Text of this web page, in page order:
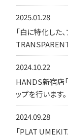
2025.01.28
「白に特化した
2024.10.22
HANDS新宿店
ップを行います。
2024.09.28
「PLAT